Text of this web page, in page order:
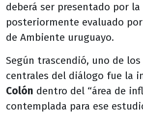
deberá ser presentado por la
posteriormente evaluado
de Ambiente uruguayo.
Según trascendió, uno de
centrales del diálogo fue la
Colón dentro del “área de
contemplada para ese